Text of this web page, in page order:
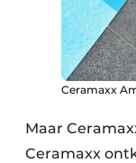
Ceramaxx
Maar
Ceramaxx